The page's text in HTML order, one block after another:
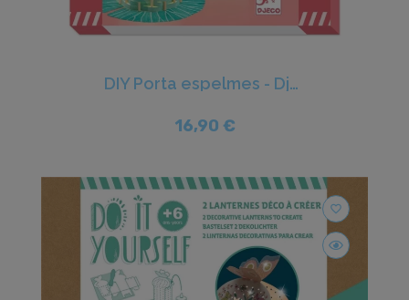
DIY Porta espelmes - Djeco
16,90 €
favorite_border